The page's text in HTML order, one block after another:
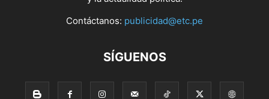
Contáctanos: publicidad@etc.pe
SÍGUENOS